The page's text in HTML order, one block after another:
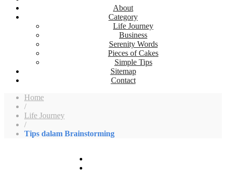
About
Category
Life Journey
Business
Serenity Words
Pieces of Cakes
Simple Tips
Sitemap
Contact
Home
/
Life Journey
/
Tips dalam Brainstorming